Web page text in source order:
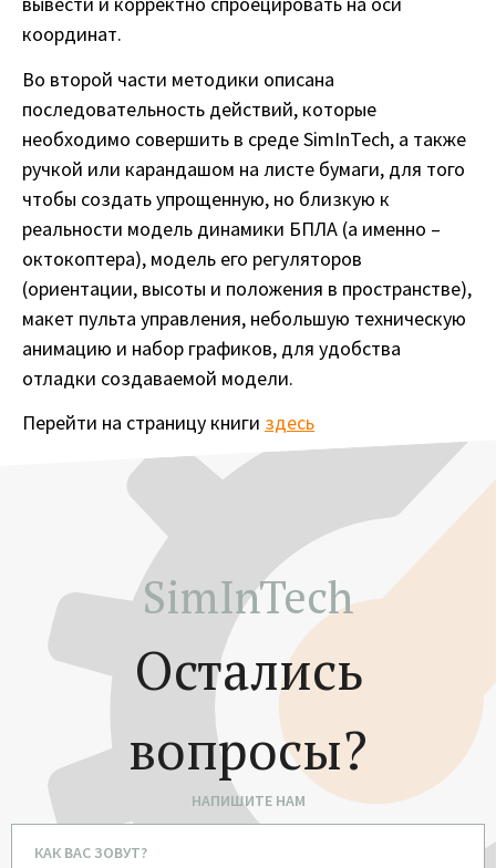
координат.
Во второй части методики описана
последовательность действий, которые
необходимо совершить в среде SimInTech, а также
ручкой или карандашом на листе бумаги, для того
чтобы создать упрощенную, но близкую к
реальности модель динамики БПЛА (а именно –
октокоптера), модель его регуляторов
(ориентации, высоты и положения в пространстве),
макет пульта управления, небольшую техническую
анимацию и набор графиков, для удобства
отладки создаваемой модели.
Перейти на страницу книги здесь
SimInTech
Остались
вопросы?
НАПИШИТЕ НАМ